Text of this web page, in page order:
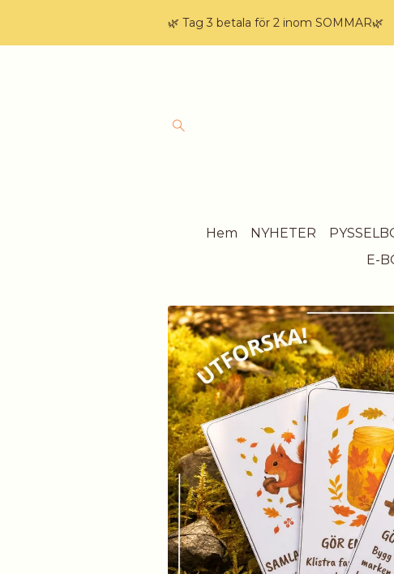
🌿 Tag 3 betala för 2 inom SOMMAR🌿
Hem NYHETER
E-